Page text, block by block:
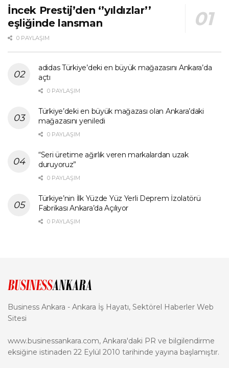
İncek Prestij’den ‘’yıldızlar’’
eşliğinde lansman
0 PAYLAŞIM
adidas Türkiye’deki en büyük mağazasını Ankara’da
açtı
0 PAYLAŞIM
Türkiye’deki en büyük mağazası olan Ankara’daki
mağazasını yeniledi
0 PAYLAŞIM
“Seri üretime ağırlık veren markalardan uzak
duruyoruz”
0 PAYLAŞIM
Türkiye’nin İlk Yüzde Yüz Yerli Deprem İzolatörü
Fabrikası Ankara’da Açılıyor
0 PAYLAŞIM
Business Ankara - Ankara İş Hayatı, Sektörel Haberler Web
Sitesi
www.businessankara.com, Ankara'daki PR ve bilgilendirme
eksiğine istinaden 22 Eylül 2010 tarihinde yayına başlamıştır.